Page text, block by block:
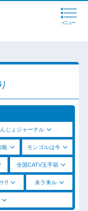
メニュー
じょジャーナル
板 モンゴルは今
全国CATV玉手箱
!! 未ラ来ル